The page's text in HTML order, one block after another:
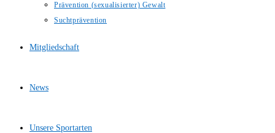
Prävention (sexualisierter) Gewalt
Suchtprävention
Mitgliedschaft
News
Unsere Sportarten